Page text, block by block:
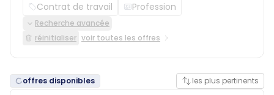
Contrat de travail Profession
Recherche avancée
réinitialiser voir toutes les offres
offres disponibles les plus pertinents